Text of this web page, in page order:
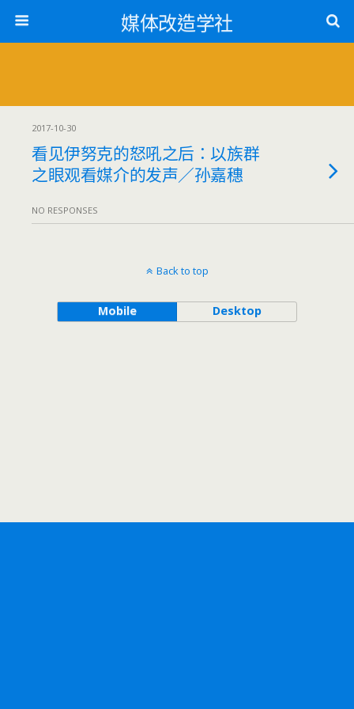
媒体改造学社
2017-10-30
看见伊努克的怒吼之后：以族群
之眼观看媒介的发声／孙嘉穗
NO RESPONSES
Back to top
Mobile Desktop